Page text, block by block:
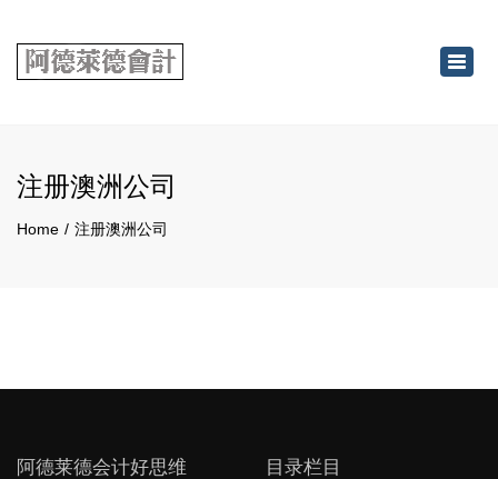
注册澳洲公司
Home 注册澳洲公司
阿德莱德会计好思维 目录栏目